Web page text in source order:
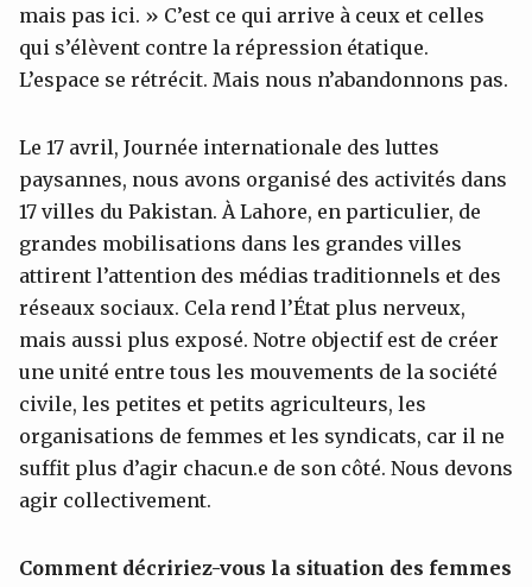
mais pas ici. » C’est ce qui arrive à ceux et celles
qui s’élèvent contre la répression étatique.
L’espace se rétrécit. Mais nous n’abandonnons pas.
Le 17 avril, Journée internationale des luttes
paysannes, nous avons organisé des activités dans
17 villes du Pakistan. À Lahore, en particulier, de
grandes mobilisations dans les grandes villes
attirent l’attention des médias traditionnels et des
réseaux sociaux. Cela rend l’État plus nerveux,
mais aussi plus exposé. Notre objectif est de créer
une unité entre tous les mouvements de la société
civile, les petites et petits agriculteurs, les
organisations de femmes et les syndicats, car il ne
suffit plus d’agir chacun.e de son côté. Nous devons
agir collectivement.
Comment décririez-vous la situation des femmes